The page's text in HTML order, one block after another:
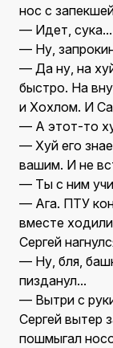
нос с
— Идет, сука...
— Ну,
— Да ну, на
быстро. На
и Хохлом. И
— А этот-то
— Хуй его
вашим. И не
— Ты с ним
— Ага. ПТУ
вместе
Сергей
— Ну, бля,
пизданул...
— Вытри с
Сергей вытер
пошмыгал